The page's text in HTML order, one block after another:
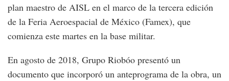
plan maestro de AISL en el marco de la tercera edición
de la Feria Aeroespacial de México (Famex), que
comienza este martes en la base militar.
En agosto de 2018, Grupo Riobóo presentó un
documento que incorporó un anteprograma de la obra, un